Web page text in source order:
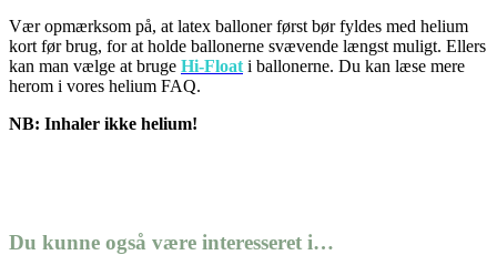
Vær opmærksom på, at latex balloner først bør fyldes med helium
kort før brug, for at holde ballonerne svævende længst muligt. Ellers
kan man vælge at bruge Hi-Float i ballonerne. Du kan læse mere
herom i vores helium FAQ.
NB: Inhaler ikke helium!
Du kunne også være interesseret i…